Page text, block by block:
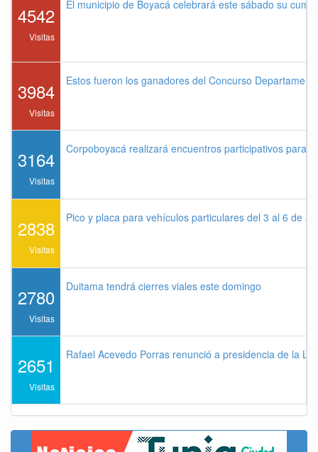
4542
Visitas
El municipio de Boyacá celebrará este sábado su
3984
Visitas
Estos fueron los ganadores del Concurso
3164
Visitas
Corpoboyacá realizará encuentros participativos para
2838
Visitas
Pico y placa para vehículos particulares del 3 al 6 de
2780
Visitas
Duitama tendrá cierres viales este domingo
2651
Visitas
Rafael Acevedo Porras renunció a presidencia de la